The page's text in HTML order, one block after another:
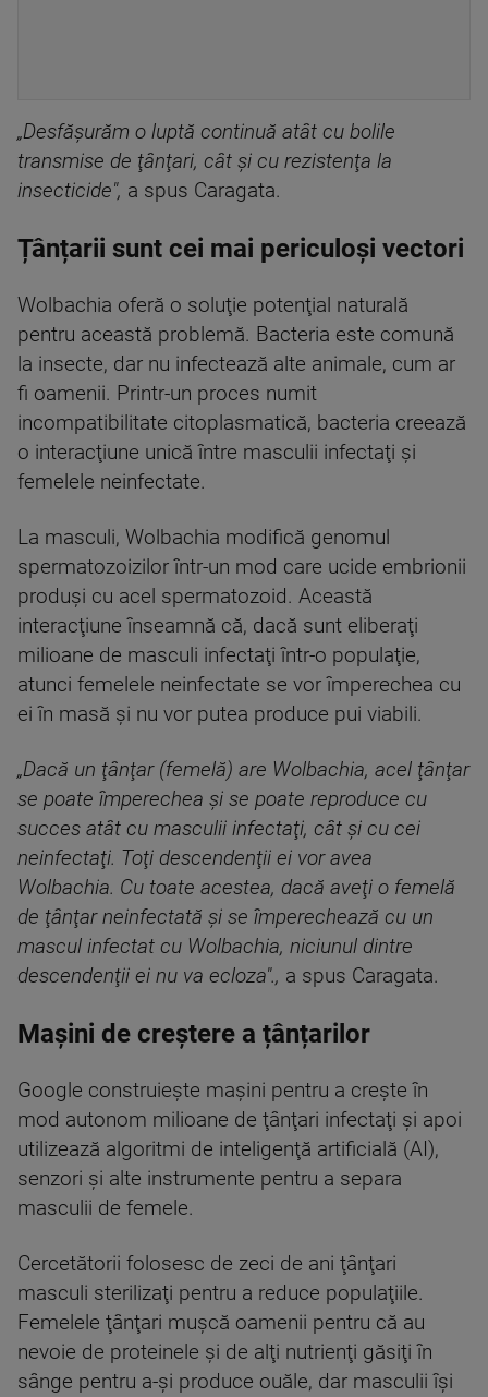
„Desfăşurăm o luptă continuă atât cu bolile
transmise de ţânţari, cât şi cu rezistenţa la
insecticide", a spus Caragata.
Țânțarii sunt cei mai periculoși vectori
Wolbachia oferă o soluţie potenţial naturală
pentru această problemă. Bacteria este comună
la insecte, dar nu infectează alte animale, cum ar
fi oamenii. Printr-un proces numit
incompatibilitate citoplasmatică, bacteria creează
o interacţiune unică între masculii infectaţi şi
femelele neinfectate.
La masculi, Wolbachia modifică genomul
spermatozoizilor într-un mod care ucide embrionii
produşi cu acel spermatozoid. Această
interacţiune înseamnă că, dacă sunt eliberaţi
milioane de masculi infectaţi într-o populaţie,
atunci femelele neinfectate se vor împerechea cu
ei în masă şi nu vor putea produce pui viabili.
„Dacă un ţânţar (femelă) are Wolbachia, acel ţânţar
se poate împerechea şi se poate reproduce cu
succes atât cu masculii infectaţi, cât şi cu cei
neinfectaţi. Toţi descendenţii ei vor avea
Wolbachia. Cu toate acestea, dacă aveţi o femelă
de ţânţar neinfectată şi se împerechează cu un
mascul infectat cu Wolbachia, niciunul dintre
descendenţii ei nu va ecloza"., a spus Caragata.
Mașini de creștere a țânțarilor
Google construieşte maşini pentru a creşte în
mod autonom milioane de ţânţari infectaţi şi apoi
utilizează algoritmi de inteligenţă artificială (AI),
senzori şi alte instrumente pentru a separa
masculii de femele.
Cercetătorii folosesc de zeci de ani ţânţari
masculi sterilizaţi pentru a reduce populaţiile.
Femelele ţânţari muşcă oamenii pentru că au
nevoie de proteinele şi de alţi nutrienţi găsiţi în
sânge pentru a-şi produce ouăle, dar masculii îşi